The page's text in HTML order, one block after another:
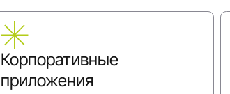
Корпоративные
приложения